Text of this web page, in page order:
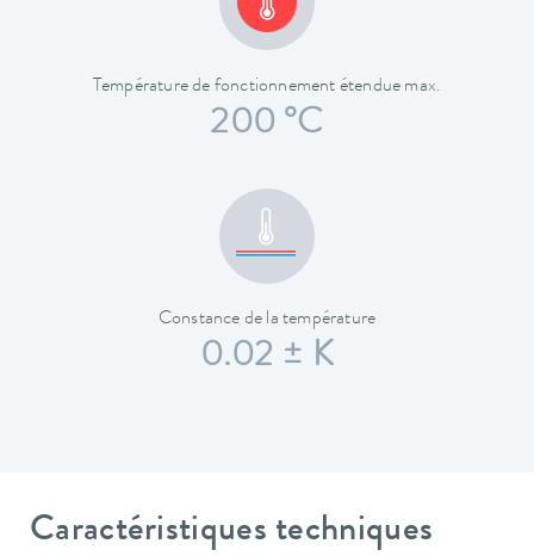
Température de fonctionnement étendue max.
200 °C
Constance de la température
0.02 ± K
Caractéristiques techniques